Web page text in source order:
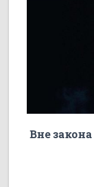
Вне закона